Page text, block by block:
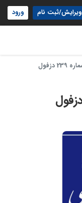
ثبت نام ورود